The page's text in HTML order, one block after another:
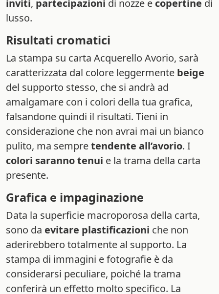
inviti, partecipazioni di nozze e copertine di
lusso.
Risultati cromatici
La stampa su carta Acquerello Avorio, sarà
caratterizzata dal colore leggermente beige
del supporto stesso, che si andrà ad
amalgamare con i colori della tua grafica,
falsandone quindi il risultati. Tieni in
considerazione che non avrai mai un bianco
pulito, ma sempretendente all’avorio. I
colori saranno tenui e la trama della carta
presente.
Grafica e impaginazione
Data la superficie macroporosa della carta,
sono da evitare plastificazioni che non
aderirebbero totalmente al supporto. La
stampa di immagini e fotografie è da
considerarsi peculiare, poiché la trama
conferirà un effetto molto specifico. La